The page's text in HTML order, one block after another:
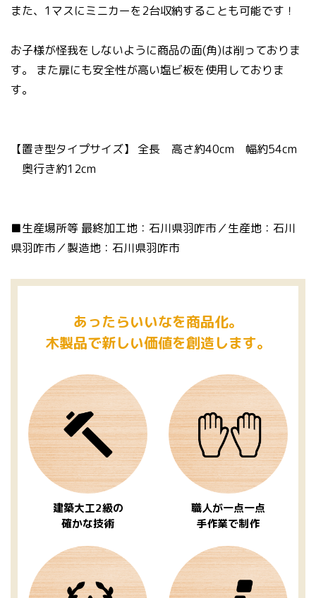
また、1マスにミニカーを2台収納することも可能です！
お子様が怪我をしないように商品の面(角)は削っておりま
す。 また扉にも安全性が高い塩ビ板を使用しておりま
す。
【置き型タイプサイズ】 全長 高さ約40cm 幅約54cm
奥行き約12cm
■生産場所等 最終加工地：石川県羽咋市／生産地：石川
県羽咋市／製造地：石川県羽咋市
あったらいいなを商品化。
木製品で新しい価値を創造します。
建築大工2級の
確かな技術
職人が一点一点
手作業で制作